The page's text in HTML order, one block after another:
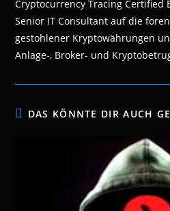
Cryptocurrency Tracing Certified
Senior IT Consultant auf die
gestohlener Kryptowährungen
Anlage-, Broker- und
DAS KÖNNTE DIR AUCH